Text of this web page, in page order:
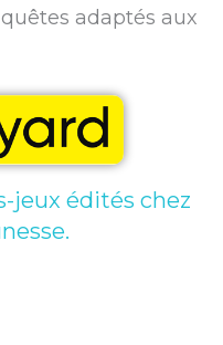
adaptés aux
jeux édités chez